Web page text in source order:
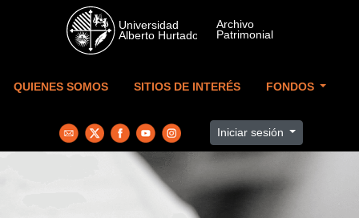
Skip to main content
QUIENES SOMOS SITIOS DE INTERÉS FONDOS
Iniciar sesión